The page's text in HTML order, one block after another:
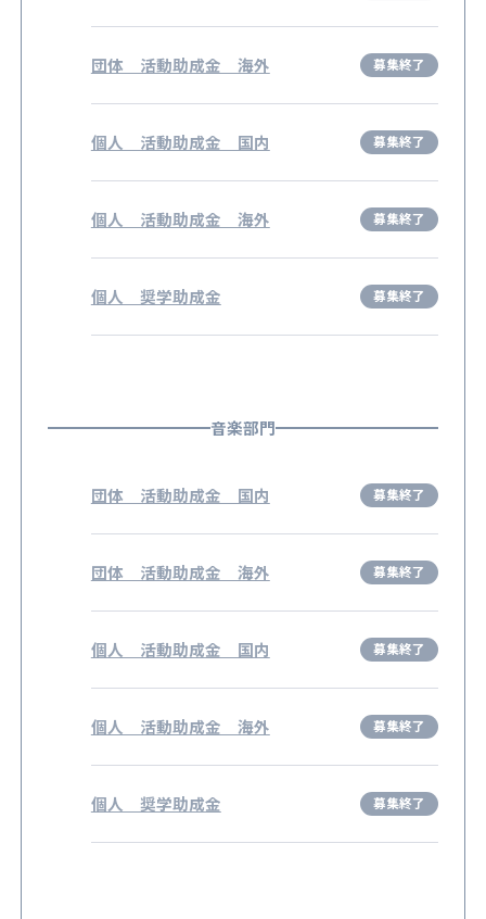
団体 活動助成金 海外
個人 活動助成金 国内
個人 活動助成金 海外
個人 奨学助成金
音楽部門
団体 活動助成金 国内
団体 活動助成金 海外
個人 活動助成金 国内
個人 活動助成金 海外
個人 奨学助成金